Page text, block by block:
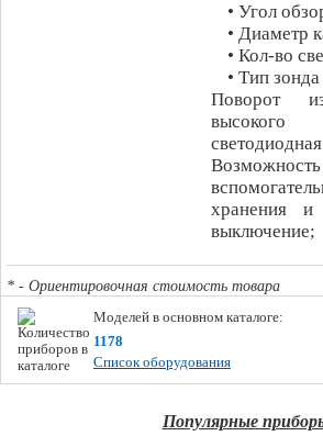
• Угол
• Диаметр
• Кол-во
• Тип зонда
Поворот
высокого
хранения и
выключение;
* - Ориентировочная стоимость товара
Моделей в основном каталоге:
1178
Список оборудования
Популярные